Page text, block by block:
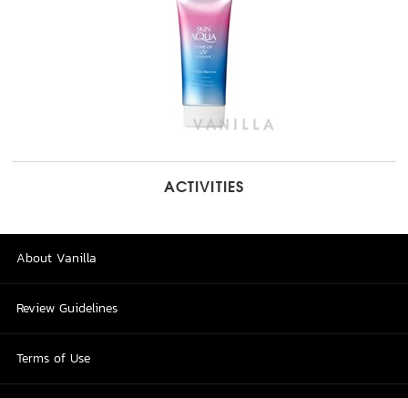
ACTIVITIES
About Vanilla
Review Guidelines
Terms of Use